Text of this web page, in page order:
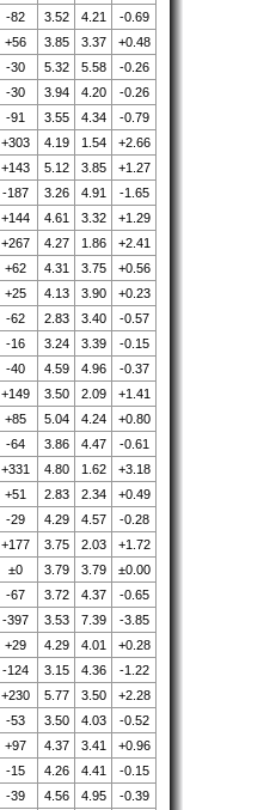
-82 3.52 4.21
-0.69
+56 3.85 3.37
+0.48
-30 5.32 5.58
-0.26
-30 3.94 4.20
-0.26
-91 3.55 4.34
-0.79
+303 4.19 1.54
+2.66
+143 5.12 3.85
+1.27
-187 3.26 4.91
-1.65
+144 4.61 3.32
+1.29
+267 4.27 1.86
+2.41
+62 4.31 3.75
+0.56
+25 4.13 3.90
+0.23
-62 2.83 3.40
-0.57
-16 3.24 3.39
-0.15
-40 4.59 4.96
-0.37
+149 3.50 2.09
+1.41
+85 5.04 4.24
+0.80
-64 3.86 4.47
-0.61
+331 4.80 1.62
+3.18
+51 2.83 2.34
+0.49
-29 4.29 4.57
-0.28
+177 3.75 2.03
+1.72
±0 3.79 3.79
±0.00
-67 3.72 4.37
-0.65
-397 3.53 7.39
-3.85
+29 4.29 4.01
+0.28
-124 3.15 4.36
-1.22
+230 5.77 3.50
+2.28
-53 3.50 4.03
-0.52
+97 4.37 3.41
+0.96
-15 4.26 4.41
-0.15
-39 4.56 4.95 -0.39